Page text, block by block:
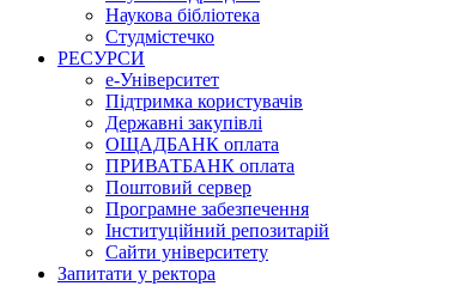
Наукова бібліотека
Студмістечко
РЕСУРСИ
е-Університет
Підтримка користувачів
Державні закупівлі
ОЩАДБАНК оплата
ПРИВАТБАНК оплата
Поштовий сервер
Програмне забезпечення
Інституційний репозитарій
Сайти університету
Запитати у ректора